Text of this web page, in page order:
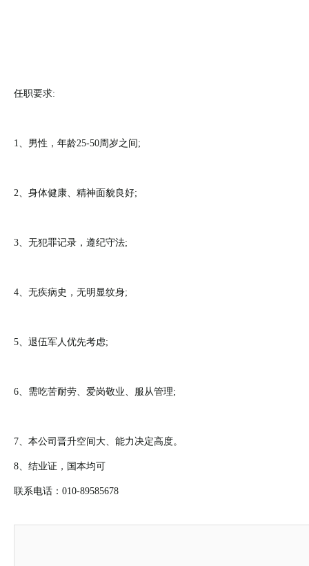
任职要求:
1、男性，年龄25-50周岁之间;
2、身体健康、精神面貌良好;
3、无犯罪记录，遵纪守法;
4、无疾病史，无明显纹身;
5、退伍军人优先考虑;
6、需吃苦耐劳、爱岗敬业、服从管理;
7、本公司晋升空间大、能力决定高度。
8、结业证，国本均可
联系电话：010-89585678